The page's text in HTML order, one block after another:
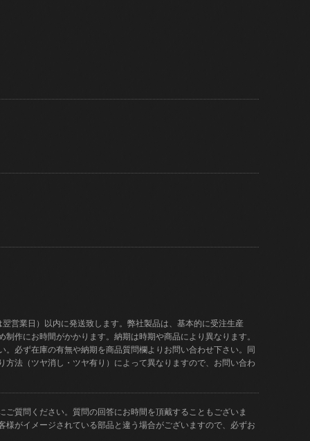
営業日）以内に発送致します。弊社製品は、基本的に受注生産
作にお時間がかかります。納期は時期や商品により異なります。
。必ず在庫の有無や納期を商品質問欄よりお問い合わせ下さい。同
方法（ツヤ消し・ツヤ有り）によって異なりますので、お問い合わ
質問ください。質問の回答にお時間を頂戴することもございま
様がイメージされている部品と違う場合がございますので、必ずお